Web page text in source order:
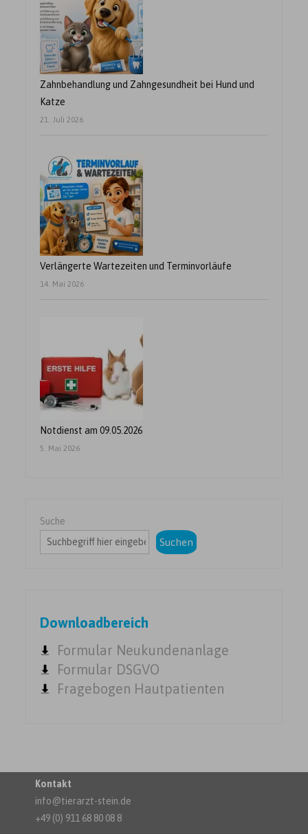
Zahnbehandlung und Zahngesundheit bei Hund und
Katze
21. Juli 2026
Verlängerte Wartezeiten und Terminvorläufe
14. Mai 2026
Notdienst am 09.05.2026
5. Mai 2026
Suche
Suchen
Downloadbereich
Formular Neukundenanlage
Formular DSGVO
Fragebogen Hautpatienten
Kontakt
info@tierarzt-stein.de
+49 (0) 911 68 80 08 8